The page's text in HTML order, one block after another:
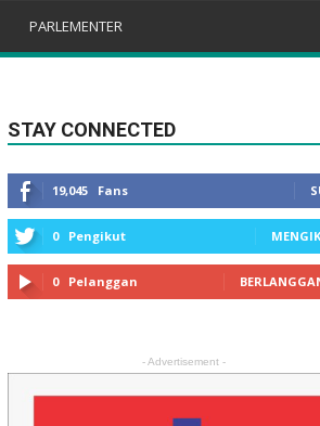
PARLEMENTER
STAY CONNECTED
19,045 Fans
0 Pengikut
0 Pelanggan
- Advertisement -